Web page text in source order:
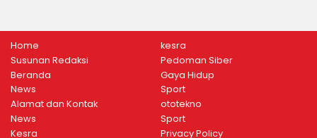
Home
Susunan Redaksi
Beranda
News
Alamat dan Kontak
News
Kesra
kesra
Pedoman Siber
Gaya Hidup
Sport
ototekno
Sport
Privacy Policy